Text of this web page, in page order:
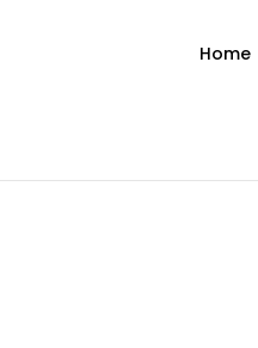
Home